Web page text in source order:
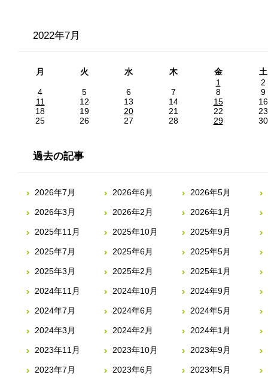
2022年7月
月 火 水 木 金
土
1
2
4
5 6 7 8
9
11
12 13 14 15
16
18
19 20 21 22
23
25
26 27 28 29 30
過去の記事
2026年7月 2026年6月 2026年5月
2026年3月 2026年2月 2026年1月
2025年11月 2025年10月 2025年9月
2025年7月 2025年6月 2025年5月
2025年3月 2025年2月 2025年1月
2024年11月 2024年10月 2024年9月
2024年7月 2024年6月 2024年5月
2024年3月 2024年2月 2024年1月
2023年11月 2023年10月 2023年9月
2023年7月 2023年6月 2023年5月